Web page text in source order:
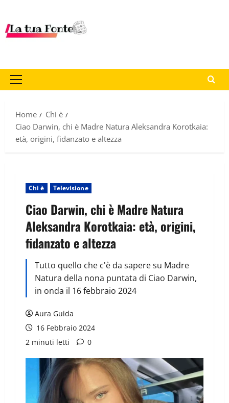
Home
Chi è
Ciao Darwin, chi è Madre Natura Aleksandra Korotkaia:
età, origini, fidanzato e altezza
Chi è Televisione
Ciao Darwin, chi è Madre Natura
Aleksandra Korotkaia: età, origini,
fidanzato e altezza
Tutto quello che c'è da sapere su Madre
Natura della nona puntata di Ciao Darwin,
in onda il 16 febbraio 2024
Aura Guida
16 Febbraio 2024
2 minuti letti
0